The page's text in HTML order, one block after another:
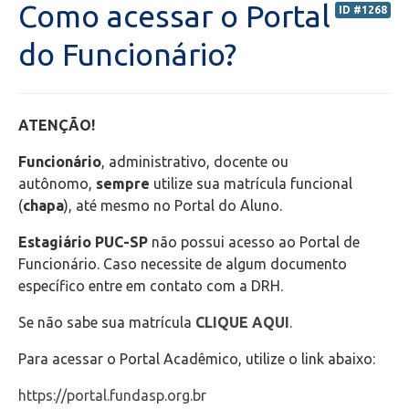
Portal do Aluno
Transporte Escolar
Secretaria de Administração Escolar - SAE
Financeiro
ID #1268
Como acessar o Portal
do Funcionário?
ATENÇÃO!
Funcionário, administrativo, docente ou
autônomo, sempre utilize sua matrícula funcional
(chapa), até mesmo no Portal do Aluno.
Estagiário PUC-SP não possui acesso ao Portal de
Funcionário. Caso necessite de algum documento
específico entre em contato com a DRH.
Se não sabe sua matrícula CLIQUE AQUI.
Para acessar o Portal Acadêmico, utilize o link abaixo:
https://portal.fundasp.org.br